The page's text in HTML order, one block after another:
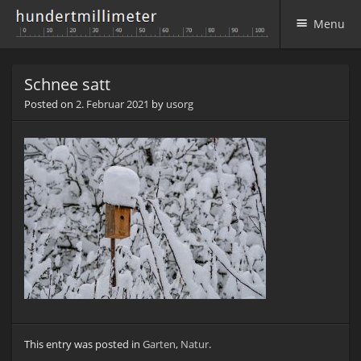
Menu
Schnee satt
Posted on 2. Februar 2021 by usorg
This entry was posted in Garten, Natur.